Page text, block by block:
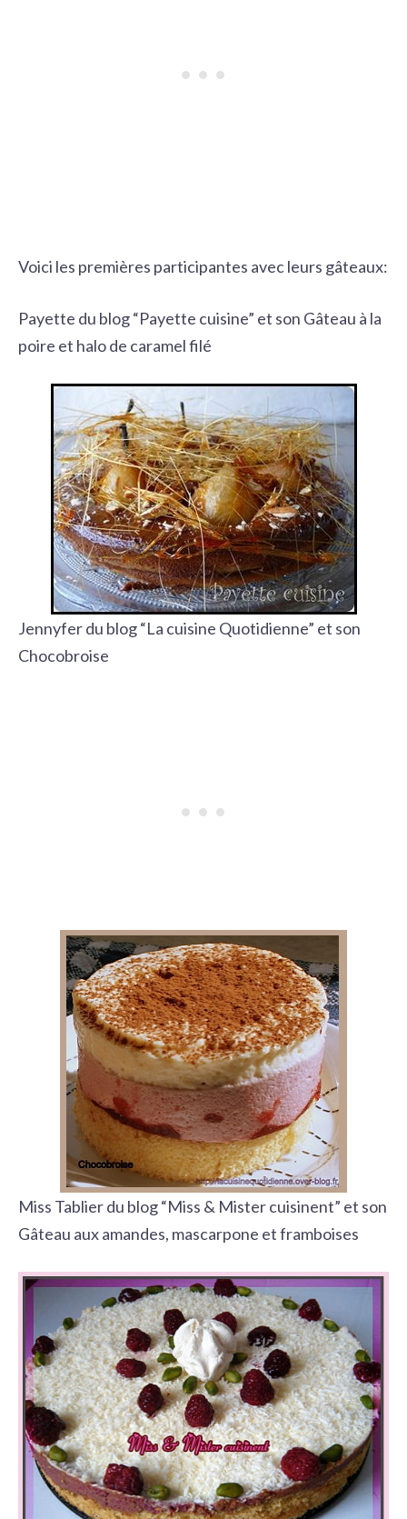
Voici les premières participantes avec leurs gâteaux:
Payette du blog “Payette cuisine” et son Gâteau à la
poire et halo de caramel filé
Jennyfer du blog “La cuisine Quotidienne” et son
Chocobroise
Miss Tablier du blog “Miss & Mister cuisinent” et son
Gâteau aux amandes, mascarpone et framboises